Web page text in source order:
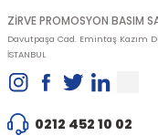
ZİRVE PROMOSYON BASIM
Davutpaşa Cad. Emintaş Kazım
İSTANBUL
0212 452 10 02